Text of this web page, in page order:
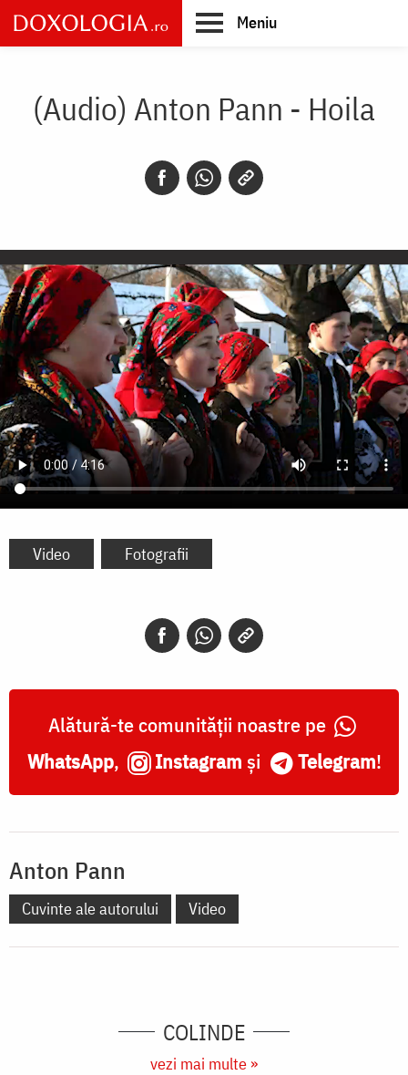
Skip
to
main
Meniu
(Audio) Anton Pann - Hoila
Video Fotografii
Alătură-te comunității noastre pe
WhatsApp, Instagram și Telegram!
Anton Pann
Cuvinte ale autorului Video
COLINDE
vezi mai multe »